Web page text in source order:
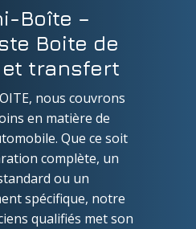
Boîte –
Boite de
transfert
nous couvrons
en matière de
Que ce soit
complète, un
ou un
spécifique, notre
qualifiés met son